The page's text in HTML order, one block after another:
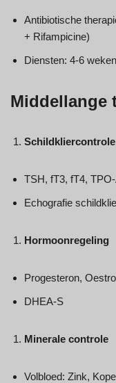
Antibiotische
+ Rifampicine)
Diensten: 4-6 weken
Middellange
Schildkliercontrole
TSH, fT3, fT4,
Echografie
Hormoonregeling
Progesteron,
DHEA-S
Minerale controle
Volbloed: Zink,